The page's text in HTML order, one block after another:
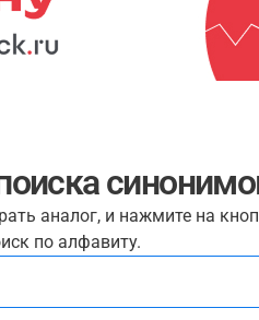
аналог, и нажмите на
по алфавиту.